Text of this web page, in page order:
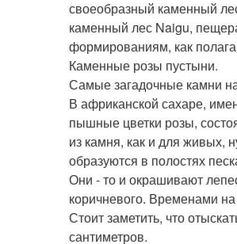
своеобразный каменный
каменный лес Naigu,
формированиям, как
Каменные розы пустыни.
Самые загадочные камни
В африканской сахаре,
пышные цветки розы,
из камня, как и для живых,
образуются в полостях
Они - то и окрашивают
коричневого. Временами
Стоит заметить, что
сантиметров.